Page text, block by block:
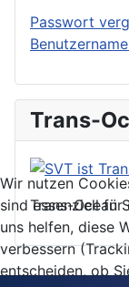
Passwort
Trans-
Trans-Ocean
Wir nutzen
sind essenziell für
uns helfen, diese
verbessern
entscheiden, ob